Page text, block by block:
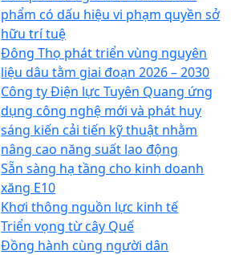
phẩm có dấu hiệu vi phạm quyền sở
hữu trí tuệ
Đông Thọ phát triển vùng nguyên
liệu dâu tằm giai đoạn 2026 – 2030
Công ty Điện lực Tuyên Quang ứng
dụng công nghệ mới và phát huy
sáng kiến cải tiến kỹ thuật nhằm
nâng cao năng suất lao động
Sẵn sàng hạ tầng cho kinh doanh
xăng E10
Khơi thông nguồn lực kinh tế
Triển vọng từ cây Quế
Đồng hành cùng người dân